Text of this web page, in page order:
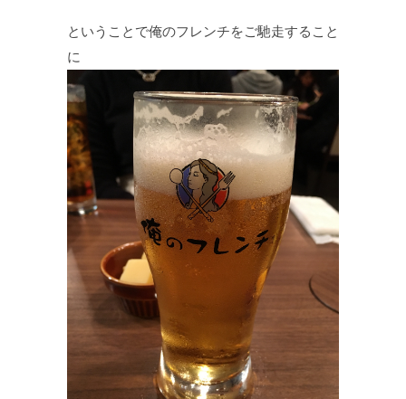
ということで俺のフレンチをご馳走すること
に